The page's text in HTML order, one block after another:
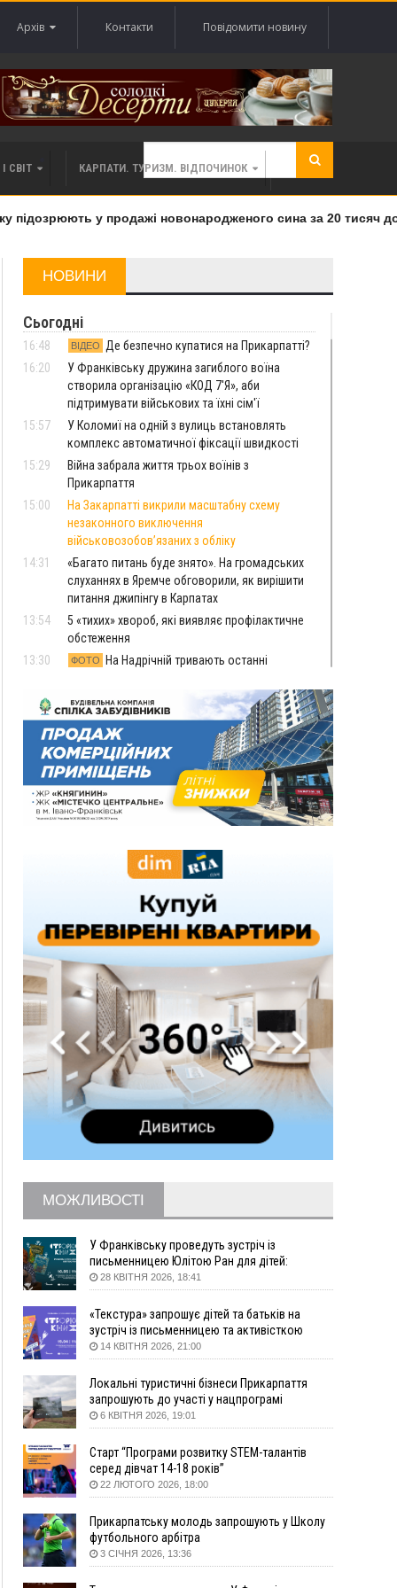
Архів Контакти Повідомити новину
СВІТ КАРПАТИ. ТУРИЗМ. ВІДПОЧИНОК
у продажі новонародженого сина за 20 тисяч
НОВИНИ
Сьогодні
16:48 ВІДЕО
Де безпечно купатися на Прикарпатті?
16:20
У Франківську дружина загиблого воїна
створила організацію «КОД 7'Я», аби
підтримувати військових та їхні сім'ї
15:57
У Коломиї на одній з вулиць встановлять
комплекс автоматичної фіксації швидкості
15:29
Війна забрала життя трьох воїнів з
Прикарпаття
15:00
На Закарпатті викрили масштабну схему
незаконного виключення
військовозобов’язаних з обліку
14:31
«Багато питань буде знято». На громадських
слуханнях в Яремче обговорили, як вирішити
питання джипінгу в Карпатах
13:54
5 «тихих» хвороб, які виявляє профілактичне
обстеження
13:30
ФОТО
На Надрічній тривають останні
12:57
У Франківську зафіксували найбільшу спеку за
всю історію спостережень
12:24
Лікування наркоманії Київ: чому важливо
розпочати терапію якомога раніше
12:00
Франківця, який у Косові викрав за магазину
понад 640 тисяч гривень у валюті, засудили до
5 років
"Оберегу" дані про чоловіків 18–60 років
Водійка, яку на Сухомлинського побив інший
керманич, відмовилася від обвинувачення —
справу закрили
10:45
У Франківську, Коломиї, Долині та Яремче 6
10:02
Змушував надсилати інтимні фото: на
Прикарпатті затримали підозрюваного у
розбещенні малолітньої
АМКУ розпочав справу проти Гвіздецької
селищної ради через різні ставки земельного
податку
Синоптики попереджають про значний дощ на
Прикарпатті до кінця п'ятниці
Нафтогазову площу на межі Прикарпаття та
Львівщини повторно виставили на аукціон за
Вчора
18:46 ФОТО У Польщі невідомі скоїли наругу над
могилою УПА
17:45
Сили оборони уразила Ярославський НПЗ та
кораблі берегової охорони фсб у Керчі
побачать далеко за межами Коломиї
16:42
Поблизу Франківська п'яний на Chevrolet
втікав від поліції
16:27
На Прикарпатті триває декларування
вогнепальної зброї: уже зареєстровано 282
одиниці
отримали рекомендації до зарахування на
бакалаврат у ВНЗ
15:28
Кілька вулиць у Долині тимчасово залишаться
без газу
15:02
ФОТО У Старуні відбулася Патріарша проща
14:35
Не знає англійську на достатньому рівні.
МОЖЛИВОСТІ
У Франківську проведуть зустріч із
письменницею Юлітою Ран для дітей:
говоритимуть про серію книг про Мавку
28 КВІТНЯ 2026, 18:41
«Текстура» запрошує дітей та батьків на
зустріч із письменницею та активісткою
Анною Повх
14 КВІТНЯ 2026, 21:00
Локальні туристичні бізнеси Прикарпаття
запрошують до участі у нацпрограмі
«Подорож до себе»
6 КВІТНЯ 2026, 19:01
Старт “Програми розвитку STEM-талантів
серед дівчат 14-18 років”
22 ЛЮТОГО 2026, 18:00
Прикарпатську молодь запрошують у Школу
футбольного арбітра
3 СІЧНЯ 2026, 13:36